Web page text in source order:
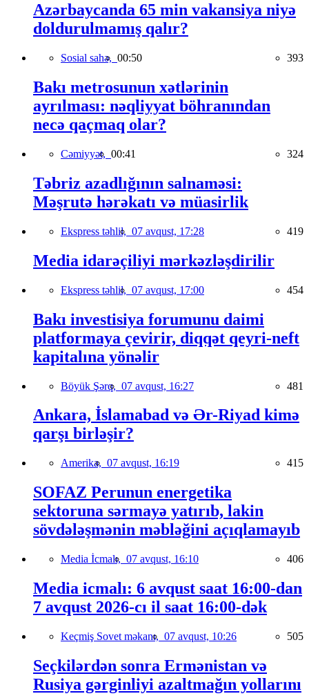
Azərbaycanda 65 min vakansiya niyə
doldurulmamış qalır?
Sosial sahə, 00:50 393
Bakı metrosunun xətlərinin
ayrılması: nəqliyyat böhranından
necə qaçmaq olar?
Cəmiyyət, 00:41 324
Təbriz azadlığının salnaməsi:
Məşrutə hərəkatı və müasirlik
Ekspress təhlil, 07 avqust, 17:28 419
Media idarəçiliyi mərkəzləşdirilir
Ekspress təhlil, 07 avqust, 17:00 454
Bakı investisiya forumunu daimi
platformaya çevirir, diqqət qeyri-neft
kapitalına yönəlir
Böyük Şərq, 07 avqust, 16:27 481
Ankara, İslamabad və Ər-Riyad kimə
qarşı birləşir?
Amerika, 07 avqust, 16:19 415
SOFAZ Perunun energetika
sektoruna sərmayə yatırıb, lakin
sövdələşmənin məbləğini açıqlamayıb
Media İcmalı, 07 avqust, 16:10 406
Media icmalı: 6 avqust saat 16:00-dan
7 avqust 2026-cı il saat 16:00-dək
Keçmiş Sovet məkanı, 07 avqust, 10:26 505
Seçkilərdən sonra Ermənistan və
Rusiya gərginliyi azaltmağın yollarını